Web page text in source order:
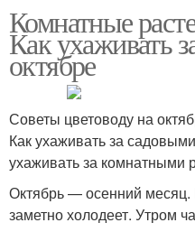
Комнатные
Как ухаживать
октябре
Советы цветоводу на
Как ухаживать за
ухаживать за комнатными
Октябрь — осенний
заметно холодеет. Утром